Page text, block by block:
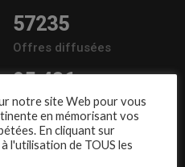
57235
Offres diffusées
95,486
Candidats
notre site Web pour vous
en mémorisant vos
En cliquant sur
l'utilisation de TOUS les